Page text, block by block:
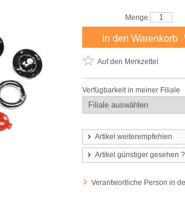
Menge
In den Warenkorb
Auf den Merkzettel
Verfügbarkeit in meiner Filiale
Artikel weiterempfehlen
Artikel günstiger gesehen ?
Verantwortliche Person in